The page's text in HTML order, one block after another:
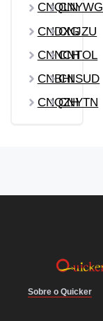
CNQLNCNYWG
CNDXG
CNJZU
CNNCHCNTOL
CNBHICNSUD
CNQZHCNYTN
Sobre o Quicker